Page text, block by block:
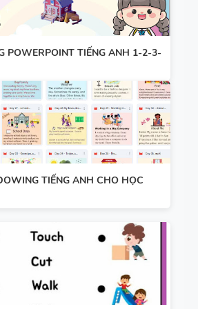
HỢP NĂNG
LỰC SỐ -
CẢ NĂM
TIẾNG ANH
TỪ VỰNG
VÀ NGỮ
PHÁP -
TIẾNG ANH
6 - HỌC KỲ
1 - FILE
HỌA
FORM -
TIẾNG ANH
GLOBAL
POWERPOINT TIẾNG ANH 1-2-3-
TIẾNG ANH CHO HỌC